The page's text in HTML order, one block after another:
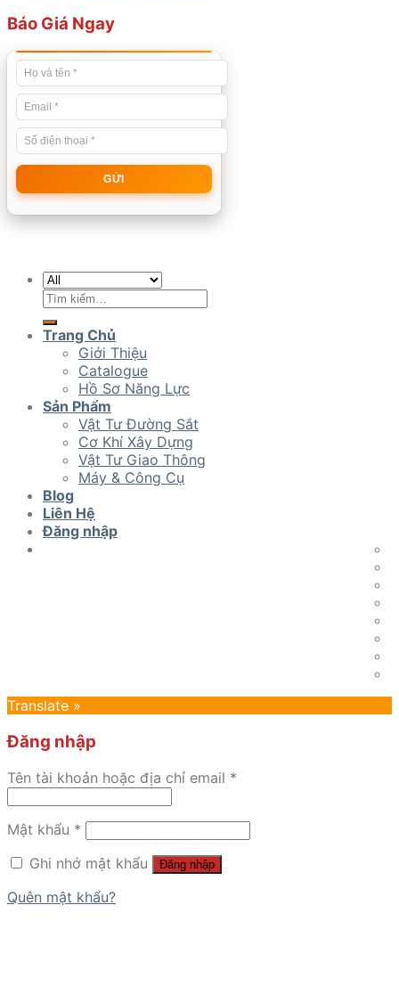
Báo Giá Ngay
GỬI
Tìm
Trang Chủ
Giới Thiệu
Catalogue
Hồ Sơ Năng Lực
Sản Phẩm
Vật Tư Đường Sắt
Cơ Khí Xây Dựng
Vật Tư Giao Thông
Máy & Công Cụ
Blog
Liên Hệ
Đăng nhập
Translate »
Đăng nhập
Tên tài khoản hoặc địa chỉ email *
Mật khẩu *
Ghi nhớ mật khẩu
Đăng nhập
Quên mật khẩu?